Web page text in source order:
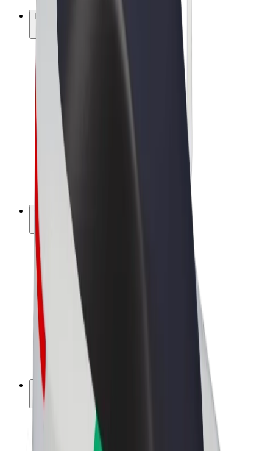
Prodotti
Corse
Monopattini
Bolt Market
Bolt Food
Bolt Drive
Bolt per le aziende
Bicicletta elettrica
Bolt Plus
Collabora con Bolt
Autisti
Ricavi autista
Corriere
Ricavi corriere
Esercenti Bolt Food
Franchise
Società
Lavora con noi
Informazioni Su Bolt